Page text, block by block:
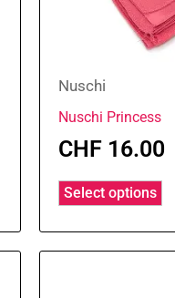
Nuschi
Nuschi Princess
CHF 16.00
Select options